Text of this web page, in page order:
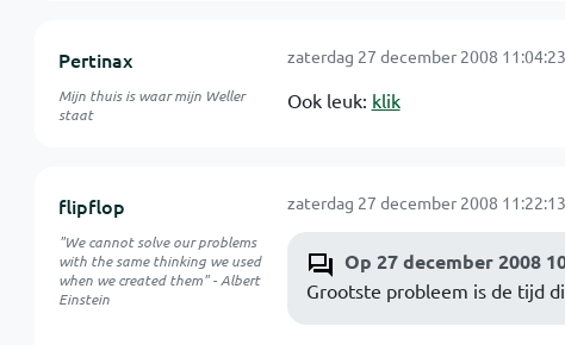
Pertinax
Mijn thuis is waar mijn Weller
staat
zaterdag 27 december 2008 11:04:23
Ook leuk: klik
flipflop
"We cannot solve our problems
with the same thinking we used
when we created them" - Albert
Einstein
zaterdag 27 december 2008 11:22:13
Op 27 december 2008
Grootste probleem is de tijd